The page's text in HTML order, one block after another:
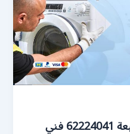
خدمة صيانة غسالات الجليعة 62224041 فني